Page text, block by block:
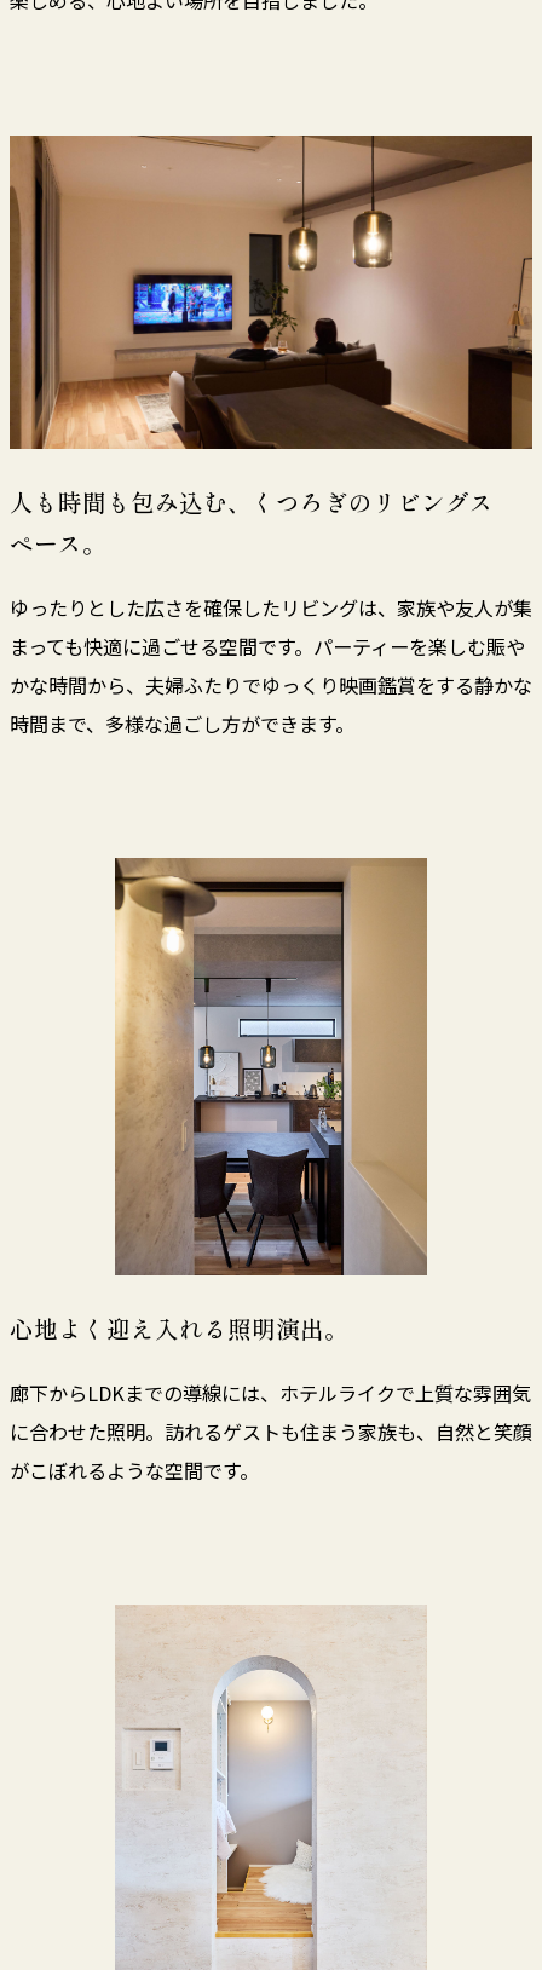
人も時間も包み込む、くつろぎのリビングス
ペース。
ゆったりとした広さを確保したリビングは、家族や友人が集
まっても快適に過ごせる空間です。パーティーを楽しむ賑や
かな時間から、夫婦ふたりでゆっくり映画鑑賞をする静かな
時間まで、多様な過ごし方ができます。
心地よく迎え入れる照明演出。
廊下からLDKまでの導線には、ホテルライクで上質な雰囲気
に合わせた照明。訪れるゲストも住まう家族も、自然と笑顔
がこぼれるような空間です。